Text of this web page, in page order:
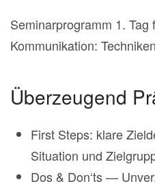
Seminarprogramm 1.
Kommunikation:
Überzeugend
First Steps: klare
Situation und
Dos & Don‘ts —